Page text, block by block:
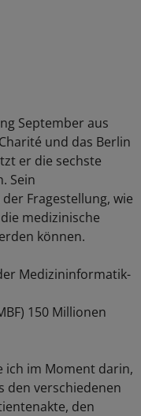
September aus
und das Berlin
er die sechste
Sein
Fragestellung, wie
medizinische
können.
Medizininformatik-
150 Millionen
ich im Moment darin,
den verschiedenen
den